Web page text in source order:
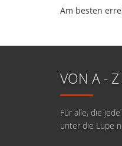
Am besten
VON A - Z
Für alle, die
unter die Lupe